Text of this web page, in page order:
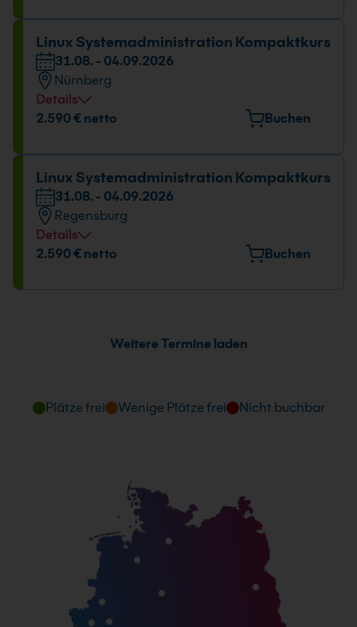
Datum und Uhrzeit
31.08. - 04.09.2026
09:00 - 16:00 Uhr
Linux Systemadministration Kompaktkurs
31.08. - 04.09.2026
Nürnberg
Details
Veranstaltungsort
Datum und Uhrzeit
31.08. - 04.09.2026
09:00 - 16:00 Uhr
2.590 € netto Buchen
Linux Systemadministration Kompaktkurs
31.08. - 04.09.2026
Regensburg
Details
Veranstaltungsort
31.08. - 04.09.2026
2.590 € netto Buchen
Weitere Termine laden
Plätze frei Wenige Plätze frei Nicht buchbar